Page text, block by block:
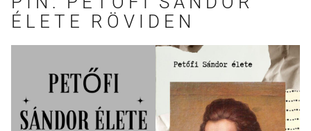
ÉLETE RÖVIDEN